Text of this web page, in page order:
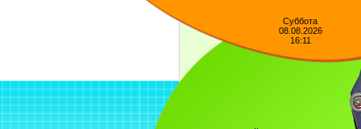
Суббота
08.08.2026
16:11